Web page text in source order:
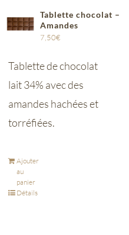
Tablette chocolat –
Amandes
7,50€
Tablette de chocolat
lait 34% avec des
amandes hachées et
torréfiées.
Ajouter
au
panier
Détails